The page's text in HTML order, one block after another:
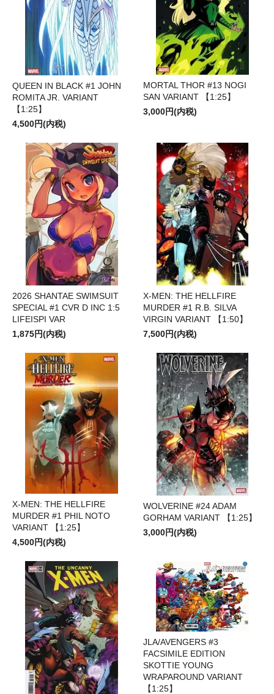
QUEEN IN BLACK #1 JOHN
ROMITA JR. VARIANT
【1:25】
4,500円(内税)
MORTAL THOR #13 NOGI
SAN VARIANT 【1:25】
3,000円(内税)
2026 SHANTAE SWIMSUIT
SPECIAL #1 CVR D INC 1:5
LIFEISPI VAR
1,875円(内税)
X-MEN: THE HELLFIRE
MURDER #1 R.B. SILVA
VIRGIN VARIANT 【1:50】
7,500円(内税)
X-MEN: THE HELLFIRE
MURDER #1 PHIL NOTO
VARIANT 【1:25】
4,500円(内税)
WOLVERINE #24 ADAM
GORHAM VARIANT 【1:25】
3,000円(内税)
JLA/AVENGERS #3
FACSIMILE EDITION
SKOTTIE YOUNG
WRAPAROUND VARIANT
【1:25】